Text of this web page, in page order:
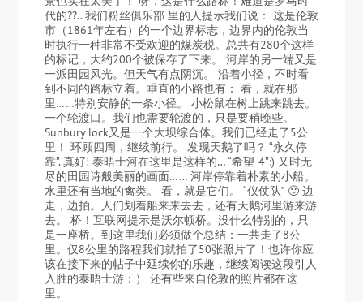
代的??.. 我们粉丝俱乐部 里的人提示我们说： 这是伦敦
市（1861年左右）的一个边界标志，边界内的伦敦当
时执行一种非常不受欢迎的煤炭税。总共有280个这样
的标记，大约200个被保存了下来。 河岸的另一端又是
一派田园风光。但天气有点阴沉。 沿着小径，不时看
到不同的路标立着。垂直的小路也有： 看，就在那
里……特别安静的一条小径。 小松鼠在树上跳来跳去。
一个轮渡口。我们也需要轮渡的，只是要稍晚些。
Sunbury lock又是一个大坝综合体。我们已经走了5公
里！ 环顾四周，继续前行。 发现天鹅了吗？ “永久停
靠”. 真好! 泰晤士河在这里是这样的… “希望-4”:) 又时无
尽的田园诗般美丽的画面…… 河岸停靠着朴素的小船。
水里还有当地的禽类。 看，就是它们。 “仪仗队” 🙂 边
走，边拍。人们划着船来来去去，还有天鹅河里游来游
去。 桥！互联网提示是沃尔顿桥。没什么特别的，只
是一座桥。到这里我们必须做个总结：一共走了8公
里。仅8公里的路程我们就拍了50张照片了！也许你应
该在接下来的帖子中延续你的乐趣，继续阅读这段引人
入胜的泰晤士游：） 还有些来自伦敦的照片都在这
里。